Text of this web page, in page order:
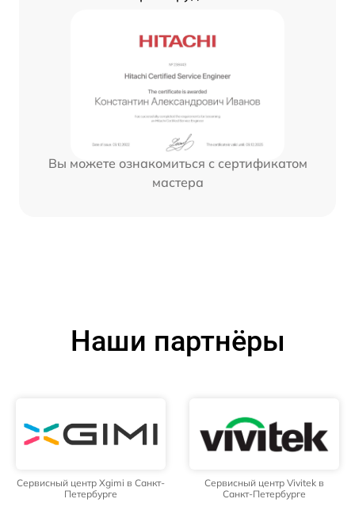
Вы можете ознакомиться с сертификатом
мастера
Наши партнёры
Сервисный центр Xgimi в Санкт-
Петербурге
Сервисный центр Vivitek в
Санкт-Петербурге